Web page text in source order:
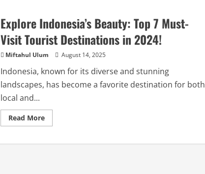
Explore Indonesia’s Beauty: Top 7 Must-
Visit Tourist Destinations in 2024!
Miftahul Ulum August 14, 2025
Indonesia, known for its diverse and stunning
landscapes, has become a favorite destination for both
local and...
Read MoreRead
more
Indonesia’s